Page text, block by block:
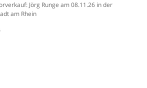
Jörg Runge am 08.11.26 in der
am Rhein